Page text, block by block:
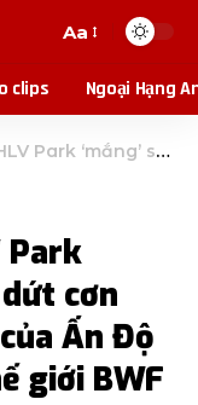
Aa
clips Ngoại Hạng
huy chương của Ấn Độ tại Giải vô địch trẻ thế giới BWF 2025
Park
dứt cơn
Ấn Độ
giới BWF